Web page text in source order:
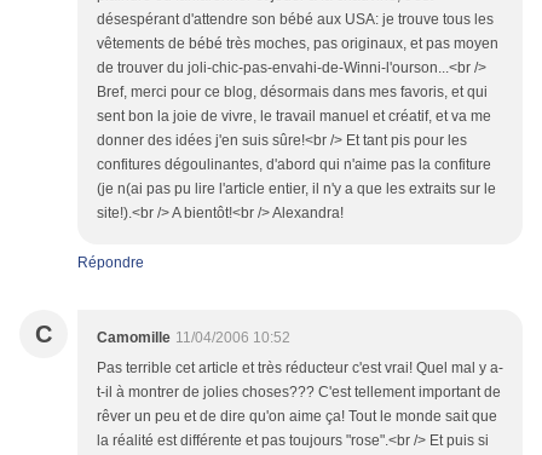
désespérant d'attendre son bébé aux USA: je trouve tous les
vêtements de bébé très moches, pas originaux, et pas moyen
de trouver du joli-chic-pas-envahi-de-Winni-l'ourson...<br />
Bref, merci pour ce blog, désormais dans mes favoris, et qui
sent bon la joie de vivre, le travail manuel et créatif, et va me
donner des idées j'en suis sûre!<br /> Et tant pis pour les
confitures dégoulinantes, d'abord qui n'aime pas la confiture
(je n(ai pas pu lire l'article entier, il n'y a que les extraits sur le
site!).<br /> A bientôt!<br /> Alexandra!
Répondre
C Camomille 11/04/2006 10:52
Pas terrible cet article et très réducteur c'est vrai! Quel mal y a-
t-il à montrer de jolies choses??? C'est tellement important de
rêver un peu et de dire qu'on aime ça! Tout le monde sait que
la réalité est différente et pas toujours "rose".<br /> Et puis si